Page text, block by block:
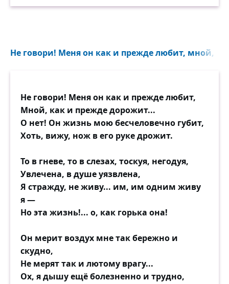
Не говори! Меня он как и прежде любит, мной,
Не говори! Меня он как и прежде любит,
Мной, как и прежде дорожит...
О нет! Он жизнь мою бесчеловечно губит,
Хоть, вижу, нож в его руке дрожит.
То в гневе, то в слезах, тоскуя, негодуя,
Увлечена, в душе уязвлена,
Я стражду, не живу... им, им одним живу
я —
Но эта жизнь!... о, как горька она!
Он мерит воздух мне так бережно и
скудно,
Не мерят так и лютому врагу...
Ох, я дышу ещё болезненно и трудно,